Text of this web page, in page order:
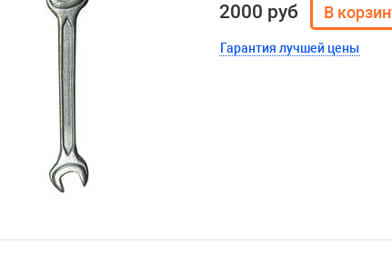
2000 руб
Гарантия лучшей цены